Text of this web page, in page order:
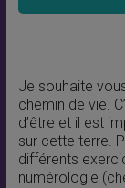
Je souhaite
chemin de vie.
d’être et il est
sur cette terre.
différents
numérologie